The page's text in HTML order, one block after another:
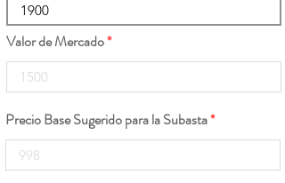
Valor de Mercado
Precio Base Sugerido para la Subasta